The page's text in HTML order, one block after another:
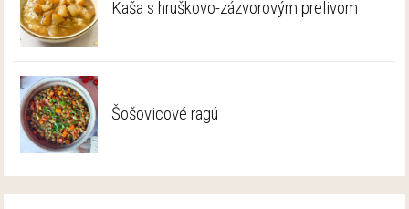
Kaša s hruškovo-zázvorovým prelivom
Šošovicové ragú